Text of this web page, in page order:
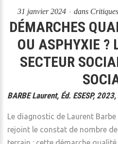
31 janvier 2024 dans
DÉMARCHES
OU ASPHYXIE ?
SECTEUR
BARBE Laurent, Éd. ESESP,
Le diagnostic de Laurent
rejoint le constat de nombre